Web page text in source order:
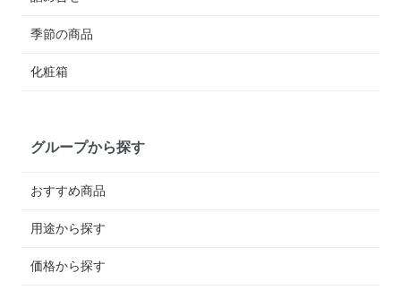
季節の商品
化粧箱
グループから探す
おすすめ商品
用途から探す
価格から探す